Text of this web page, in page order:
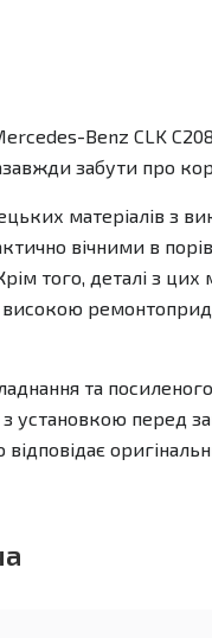
Benz CLK
забути про
матеріалів з
вічними в
того, деталі з цих
та
з установкою перед